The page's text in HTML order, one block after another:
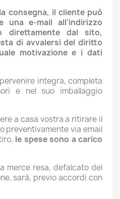
consegna, il cliente può
una e-mail all'indirizzo
direttamente dal sito,
di avvalersi del diritto
motivazione e i dati
integra, completa
e nel suo imballaggio
a casa vostra a ritirare il
preventivamente via email
le spese sono a carico
merce resa, defalcato del
sarà, previo accordi con